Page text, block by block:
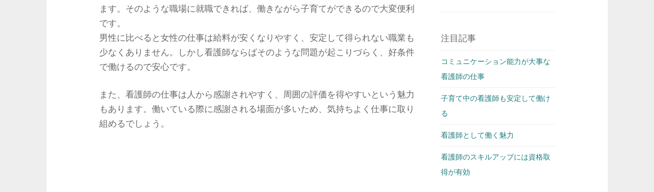
ます。そのような職場に就職できれば、働きながら子育てができるので大変便利
です。
男性に比べると女性の仕事は給料が安くなりやすく、安定して得られない職業も
少なくありません。しかし看護師ならばそのような問題が起こりづらく、好条件
で働けるので安心です。
また、看護師の仕事は人から感謝されやすく、周囲の評価を得やすいという魅力
もあります。働いている際に感謝される場面が多いため、気持ちよく仕事に取り
組めるでしょう。
注目記事
コミュニケーション能力が大事な
看護師の仕事
子育て中の看護師も安定して働け
る
看護師として働く魅力
看護師のスキルアップには資格取
得が有効